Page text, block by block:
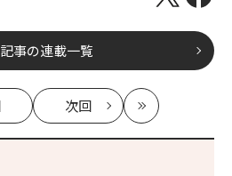
事の連載一覧
記
次回
記
最
新